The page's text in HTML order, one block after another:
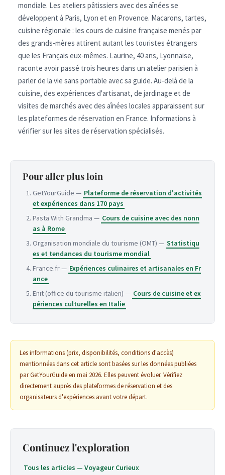
mondiale. Les ateliers pâtissiers avec des aînées se
développent à Paris, Lyon et en Provence. Macarons, tartes,
cuisine régionale : les cours de cuisine française menés par
des grands-mères attirent autant les touristes étrangers
que les Français eux-mêmes. Laurine, 40 ans, Lyonnaise,
raconte avoir passé trois heures dans un atelier parisien à
parler de la vie sans portable avec sa guide. Au-delà de la
cuisine, des expériences d'artisanat, de jardinage et de
visites de marchés avec des aînées locales apparaissent sur
les plateformes de réservation en France. Informations à
vérifier sur les sites de réservation spécialisés.
Pour aller plus loin
GetYourGuide — Plateforme de réservation d'activités
et expériences dans 170 pays
Pasta With Grandma — Cours de cuisine avec des nonn
as à Rome
Organisation mondiale du tourisme (OMT) — Statistiqu
es et tendances du tourisme mondial
France.fr — Expériences culinaires et artisanales en Fr
ance
Enit (office du tourisme italien) — Cours de cuisine et ex
périences culturelles en Italie
Les informations (prix, disponibilités, conditions d'accès)
mentionnées dans cet article sont basées sur les données publiées
par GetYourGuide en mai 2026. Elles peuvent évoluer. Vérifiez
directement auprès des plateformes de réservation et des
organisateurs d'expériences avant votre départ.
Continuez l'exploration
Tous les articles — Voyageur Curieux